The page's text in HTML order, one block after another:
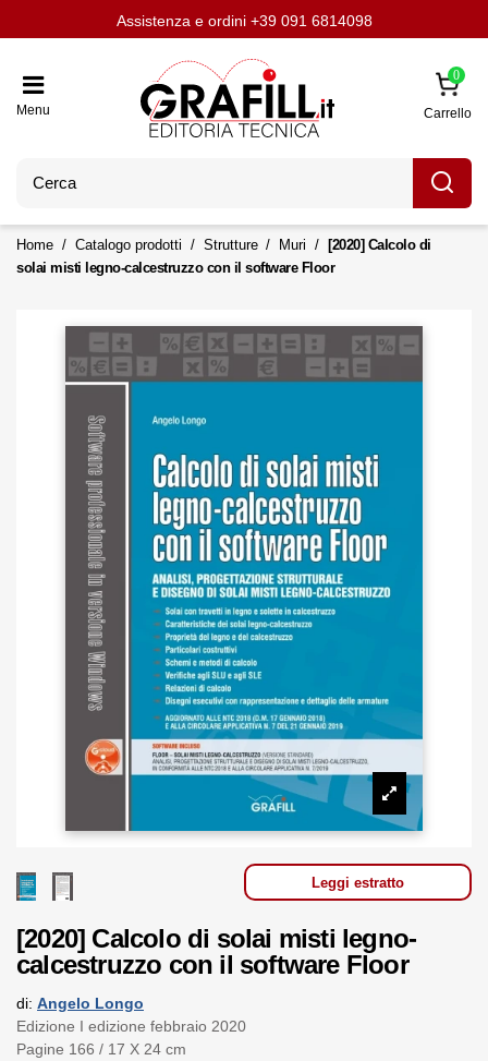
Chi siamoScrivi per noi
Assistenza e ordini +39 091 6814098
Aggiornati con LavoriPubblici.it
Menu
0
Carrello
Home Catalogo prodotti Strutture Muri
[2020] Calcolo di
solai misti legno-calcestruzzo con il software Floor
Leggi estratto
[2020] Calcolo di solai misti legno-
calcestruzzo con il software Floor
di: Angelo Longo
Edizione I edizione febbraio 2020
Pagine 166 / 17 X 24 cm